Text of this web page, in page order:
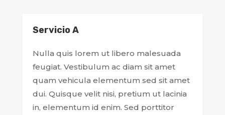
Servicio A
Nulla quis lorem ut libero malesuada
feugiat. Vestibulum ac diam sit amet
quam vehicula elementum sed sit amet
dui. Quisque velit nisi, pretium ut lacinia
in, elementum id enim. Sed porttitor